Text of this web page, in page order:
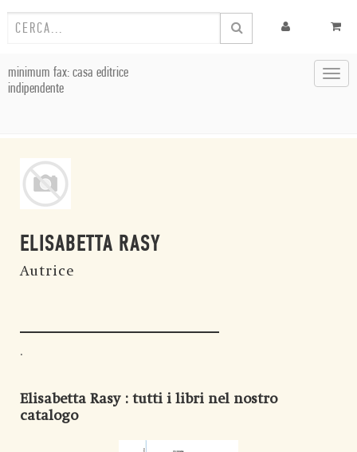
minimum fax: casa editrice
indipendente
ELISABETTA RASY
Autrice
.
Elisabetta Rasy : tutti i libri nel nostro
catalogo